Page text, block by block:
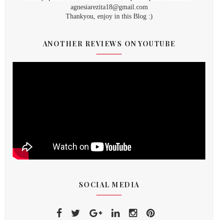
agnesiarezita18@gmail.com
Thankyou, enjoy in this Blog :)
ANOTHER REVIEWS ON YOUTUBE
SOCIAL MEDIA